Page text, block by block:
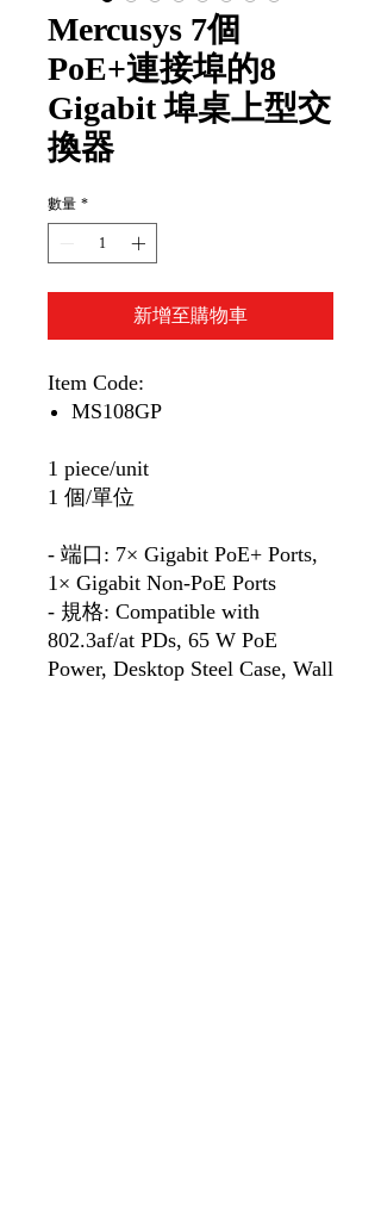
Mercusys 7個
PoE+連接埠的8
Gigabit 埠桌上型交
換器
數量 *
新增至購物車
Item Code:
MS108GP
1 piece/unit
1 個/單位
- 端口: 7× Gigabit PoE+ Ports,
1× Gigabit Non-PoE Ports
- 規格: Compatible with
802.3af/at PDs, 65 W PoE
Power, Desktop Steel Case, Wall